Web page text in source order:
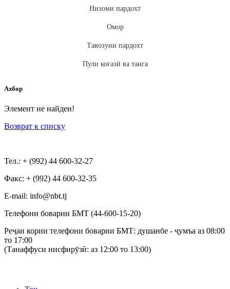
Низоми пардохт
Омор
Тавозуни пардохт
Пули коғазӣ ва танга
Ахбор
Элемент не найден!
Возврат к списку
Тел.: + (992) 44 600-32-27
Факс: + (992) 44 600-32-35
Е-mail: info@nbt.tj
Телефони боварии БМТ (44-600-15-20)
Реҷаи кории телефони боварии БМТ: душанбе - ҷумъа аз 08:00
то 17:00
(Танаффуси нисфирӯзӣ: аз 12:00 то 13:00)